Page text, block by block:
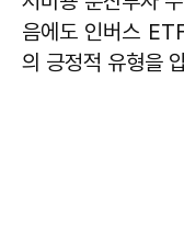
음에도 인버스
의 긍정적 유형을